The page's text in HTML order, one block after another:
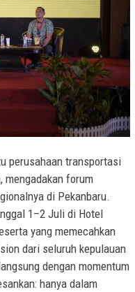
perusahaan transportasi
mengadakan forum
di Pekanbaru.
1–2 Juli di Hotel
yang memecahkan
dari seluruh kepulauan
dengan momentum
hanya dalam